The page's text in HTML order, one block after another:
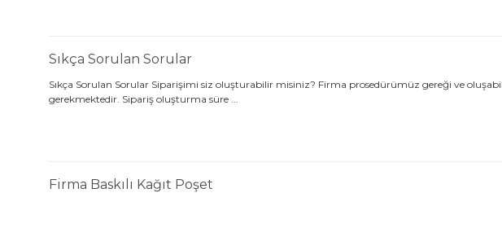
Sıkça Sorulan Sorular
Sıkça Sorulan Sorular Siparişimi siz oluşturabilir misiniz? Firma prosedürümüz gereği ve
gerekmektedir. Sipariş oluşturma süre ...
Firma Baskılı Kağıt Poşet